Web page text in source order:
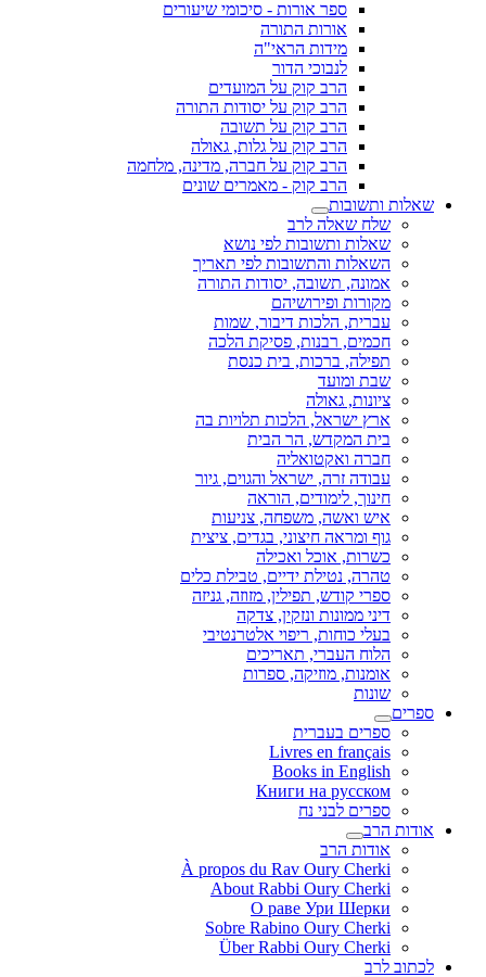
ספר אורות - סיכומי שיעורים
אורות התורה
מידות הראי"ה
לנבוכי הדור
הרב קוק על המועדים
הרב קוק על יסודות התורה
הרב קוק על תשובה
הרב קוק על גלות, גאולה
הרב קוק על חברה, מדינה, מלחמה
הרב קוק - מאמרים שונים
שאלות ותשובות
שלח שאלה לרב
שאלות ותשובות לפי נושא
השאלות והתשובות לפי תאריך
אמונה, תשובה, יסודות התורה
מקורות ופירושיהם
עברית, הלכות דיבור, שמות
חכמים, רבנות, פסיקת הלכה
תפילה, ברכות, בית כנסת
שבת ומועד
ציונות, גאולה
ארץ ישראל, הלכות תלויות בה
בית המקדש, הר הבית
חברה ואקטואליה
עבודה זרה, ישראל והגוים, גיור
חינוך, לימודים, הוראה
איש ואשה, משפחה, צניעות
גוף ומראה חיצוני, בגדים, ציצית
כשרות, אוכל ואכילה
טהרה, נטילת ידיים, טבילת כלים
ספרי קודש, תפילין, מזוזה, גניזה
דיני ממונות ונזקין, צדקה
בעלי כוחות, ריפוי אלטרנטיבי
הלוח העברי, תאריכים
אומנות, מוזיקה, ספרות
שונות
ספרים
ספרים בעברית
Livres en français
Books in English
Книги на русском
ספרים לבני נח
אודות הרב
אודות הרב
À propos du Rav Oury Cherki
About Rabbi Oury Cherki
О раве Ури Шерки
Sobre Rabino Oury Cherki
Über Rabbi Oury Cherki
לכתוב לרב